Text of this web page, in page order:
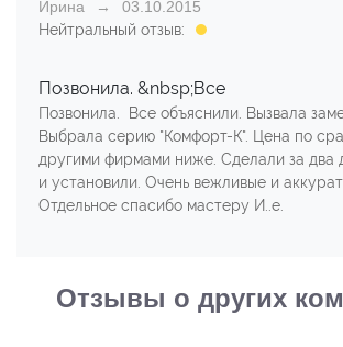
Ирина
03.10.2015
Нейтральный отзыв:
Позвонила. &nbsp;Все
Позвонила. Все объяснили. Вызвала
Выбрала серию "Комфорт-К". Цена по
другими фирмами ниже. Сделали за два
и установили. Очень вежливые и
Отдельное спасибо мастеру И..е.
Отзывы о других